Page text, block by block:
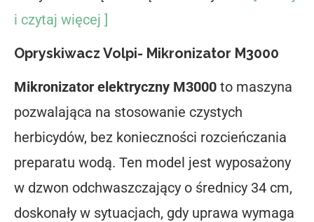
i czytaj więcej ]
Opryskiwacz Volpi- Mikronizator M3000
Mikronizator elektryczny M3000 to maszyna
pozwalająca na stosowanie czystych
herbicydów, bez konieczności rozcieńczania
preparatu wodą. Ten model jest wyposażony
w dzwon odchwaszczający o średnicy 34 cm,
doskonały w sytuacjach, gdy uprawa wymaga